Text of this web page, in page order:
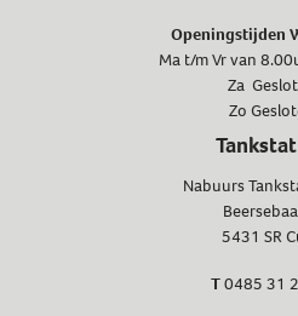
Openingstijden
Ma t/m Vr van
Za
Zo
Nabuurs
5431 SR
T0485 31